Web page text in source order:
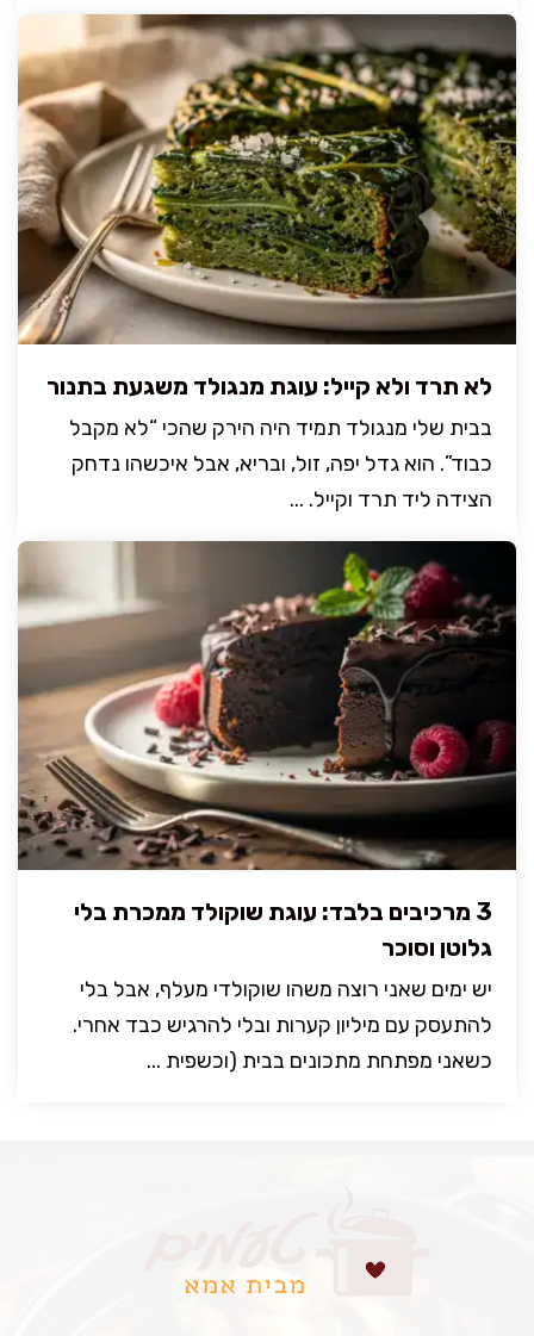
לא תרד ולא קייל: עוגת מנגולד משגעת בתנור
בבית שלי מנגולד תמיד היה הירק שהכי “לא מקבל
כבוד”. הוא גדל יפה, זול, ובריא, אבל איכשהו נדחק
הצידה ליד תרד וקייל. ...
3 מרכיבים בלבד: עוגת שוקולד ממכרת בלי
גלוטן וסוכר
יש ימים שאני רוצה משהו שוקולדי מעלף, אבל בלי
להתעסק עם מיליון קערות ובלי להרגיש כבד אחרי.
כשאני מפתחת מתכונים בבית (וכשפית ...